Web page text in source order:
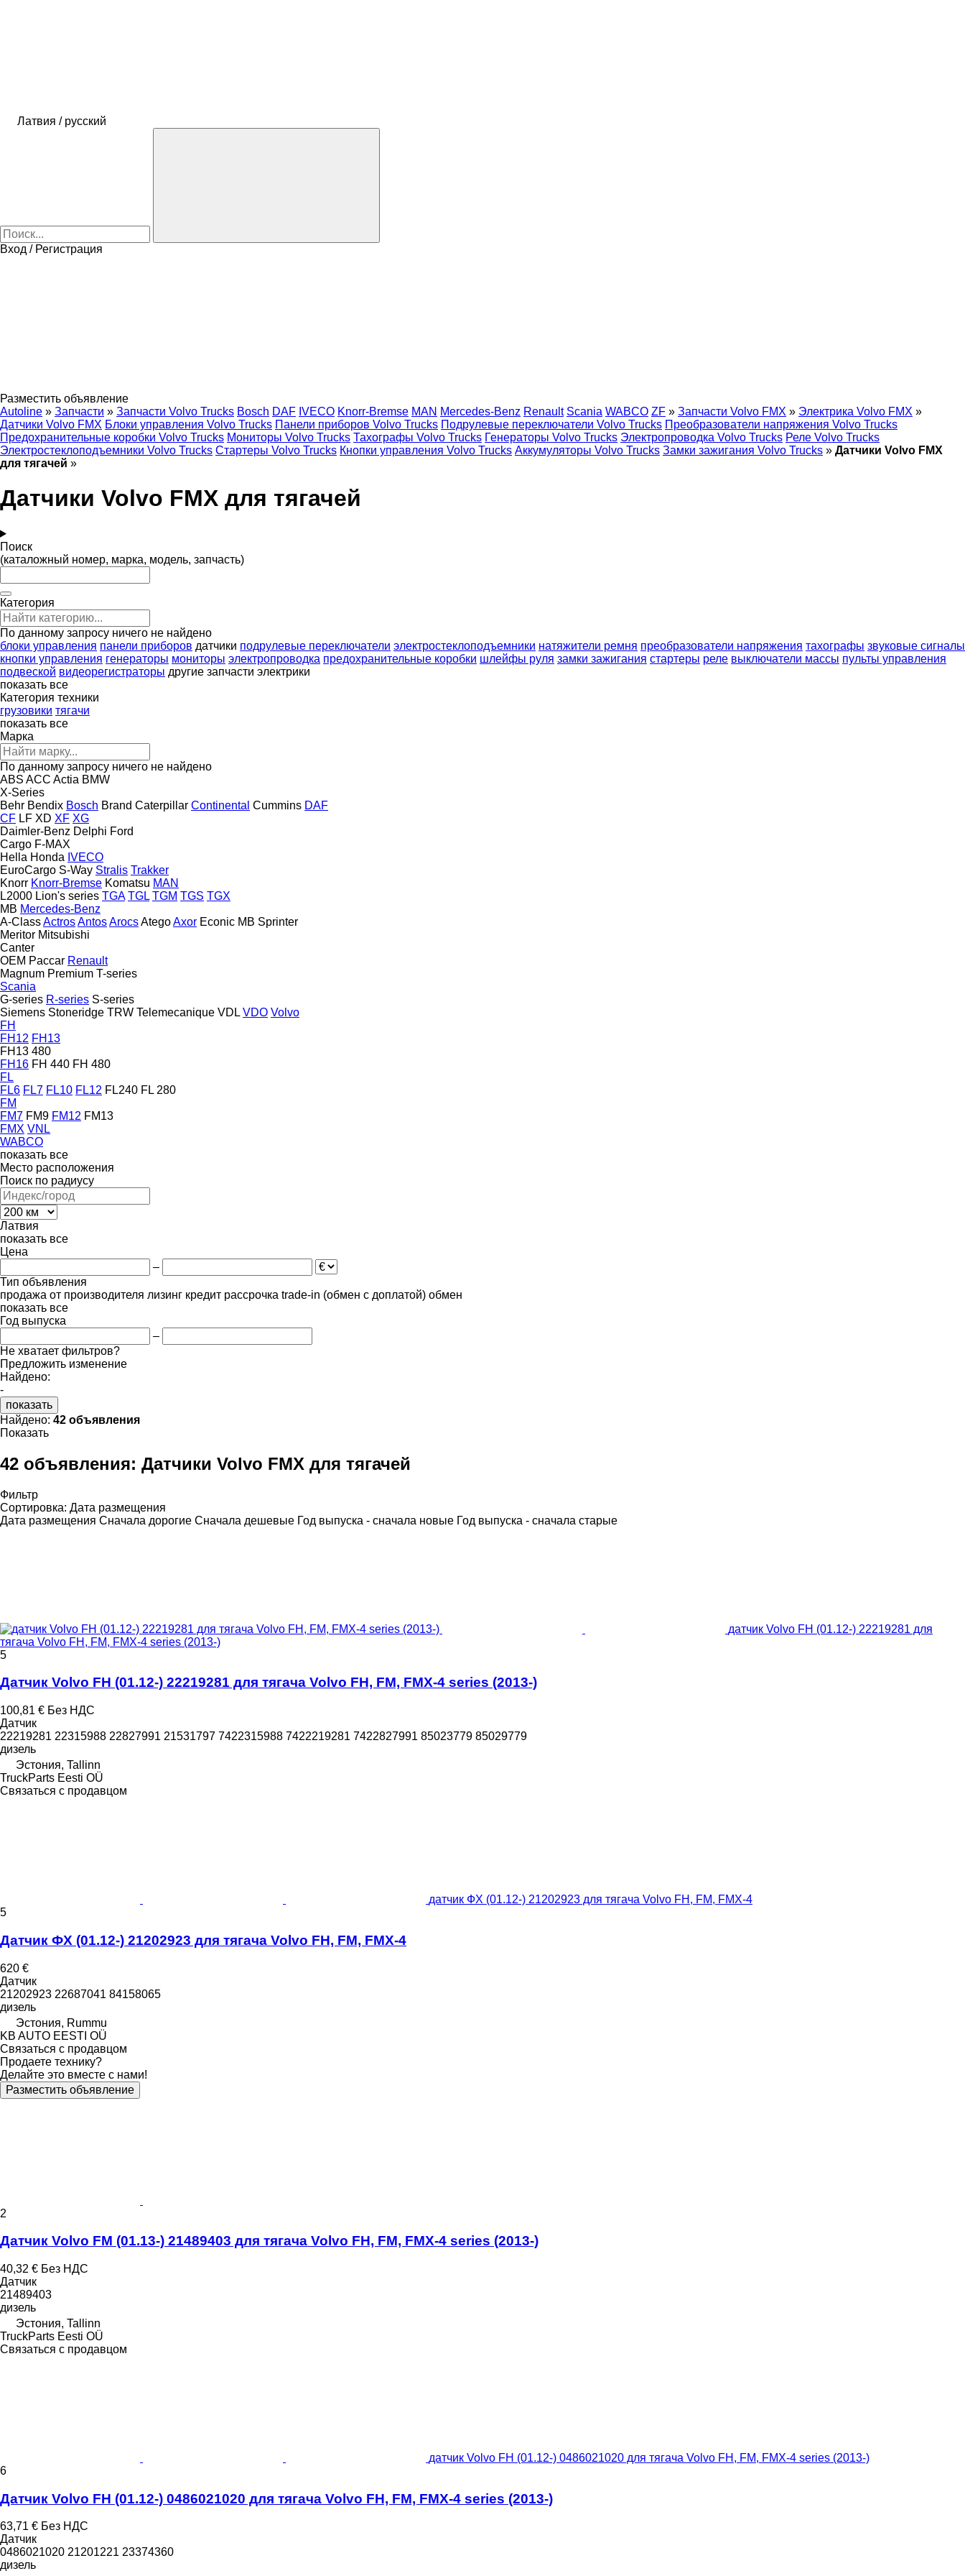
Латвия / русский
Вход / Регистрация
Разместить объявление
Autoline » Запчасти » Запчасти Volvo Trucks Bosch DAF IVECO Knorr-Bremse MAN Mercedes-Benz Renault Scania WABCO ZF » Запчасти Volvo FMX » Электрика Volvo FMX »
Датчики Volvo FMX Блоки управления Volvo Trucks Панели приборов Volvo Trucks Подрулевые переключатели Volvo Trucks Преобразователи напряжения Volvo Trucks
Предохранительные коробки Volvo Trucks Мониторы Volvo Trucks Тахографы Volvo Trucks Генераторы Volvo Trucks Электропроводка Volvo Trucks Реле Volvo Trucks
Электростеклоподъемники Volvo Trucks Стартеры Volvo Trucks Кнопки управления Volvo Trucks Аккумуляторы Volvo Trucks Замки зажигания Volvo Trucks » Датчики Volvo FMX
для тягачей »
Датчики Volvo FMX для тягачей
Поиск
(каталожный номер, марка, модель, запчасть)
Категория
По данному запросу ничего не найдено
блоки управления панели приборов датчики подрулевые переключатели электростеклоподъемники натяжители ремня преобразователи напряжения тахографы звуковые сигналы
кнопки управления генераторы мониторы электропроводка предохранительные коробки шлейфы руля замки зажигания стартеры реле выключатели массы пульты управления
подвеской видеорегистраторы другие запчасти электрики
показать все
Категория техники
грузовики тягачи
показать все
Марка
По данному запросу ничего не найдено
ABS ACC Actia BMW
X-Series
Behr Bendix Bosch Brand Caterpillar Continental Cummins DAF
CF LF XD XF XG
Daimler-Benz Delphi Ford
Cargo F-MAX
Hella Honda IVECO
EuroCargo S-Way Stralis Trakker
Knorr Knorr-Bremse Komatsu MAN
L2000 Lion's series TGA TGL TGM TGS TGX
MB Mercedes-Benz
A-ClassActrosAntosArocsAtegoAxor Econic MB Sprinter
Meritor Mitsubishi
Canter
OEM Paccar Renault
Magnum Premium T-series
Scania
G-series R-series S-series
Siemens Stoneridge TRW Telemecanique VDL VDO Volvo
FH
FH12 FH13
FH13 480
FH16 FH 440 FH 480
FL
FL6 FL7 FL10 FL12 FL240 FL 280
FM
FM7 FM9 FM12 FM13
FMX VNL
WABCO
показать все
Место расположения
Поиск по радиусу
Латвия
показать все
Цена
–
Тип объявления
продажа от производителя лизинг кредит рассрочка trade-in (обмен с доплатой) обмен
показать все
Год выпуска
–
Не хватает фильтров?
Предложить изменение
Найдено:
-
показать
Найдено: 42 объявления
Показать
42 объявления: Датчики Volvo FMX для тягачей
Фильтр
Сортировка: Дата размещения
Дата размещения Сначала дорогие Сначала дешевые Год выпуска - сначала новые Год выпуска - сначала старые
датчик Volvo FH (01.12-) 22219281 для
тягача Volvo FH, FM, FMX-4 series (2013-)
5
Датчик Volvo FH (01.12-) 22219281 для тягача Volvo FH, FM, FMX-4 series (2013-)
100,81 € Без НДС
Датчик
22219281 22315988 22827991 21531797 7422315988 7422219281 7422827991 85023779 85029779
дизель
Эстония, Tallinn
TruckParts Eesti OÜ
Связаться с продавцом
датчик ФХ (01.12-) 21202923 для тягача Volvo FH, FM, FMX-4
5
Датчик ФХ (01.12-) 21202923 для тягача Volvo FH, FM, FMX-4
620 €
Датчик
21202923 22687041 84158065
дизель
Эстония, Rummu
KB AUTO EESTI OÜ
Связаться с продавцом
Продаете технику?
Делайте это вместе с нами!
Разместить объявление
2
Датчик Volvo FM (01.13-) 21489403 для тягача Volvo FH, FM, FMX-4 series (2013-)
40,32 € Без НДС
Датчик
21489403
дизель
Эстония, Tallinn
TruckParts Eesti OÜ
Связаться с продавцом
датчик Volvo FH (01.12-) 0486021020 для тягача Volvo FH, FM, FMX-4 series (2013-)
6
Датчик Volvo FH (01.12-) 0486021020 для тягача Volvo FH, FM, FMX-4 series (2013-)
63,71 € Без НДС
Датчик
0486021020 21201221 23374360
дизель